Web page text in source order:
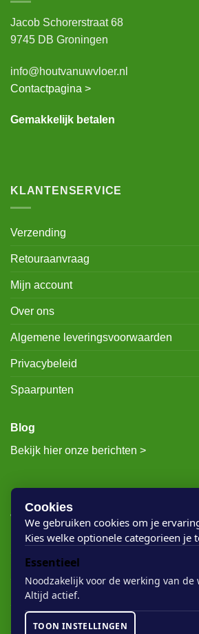
Jacob Schorerstraat 68
9745 DB Groningen
info@houtvanuwvloer.nl
Contactpagina >
Gemakkelijk betalen
KLANTENSERVICE
Verzending
Retouraanvraag
Mijn account
Over ons
Algemene leveringsvoorwaarden
Privacybeleid
Spaarpunten
Blog
Bekijk hier onze berichten >
Rigostep Skylt
Rubio Monocoat Oil Plus 2c
Houten vloer lak
Floorservice Onderhoudsolie
Cookies
We gebruiken cookies om je
Kies welke optionele categorieen je
Essentieel
Noodzakelijk voor de werking van de
Altijd actief.
TOON INSTELLINGEN